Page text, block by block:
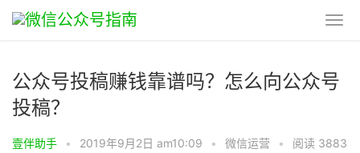
公众号投稿赚钱靠谱吗？怎么向公众号
投稿？
壹伴助手 • 2019年9月2日 am10:09 • 微信运营 • 阅读 3883